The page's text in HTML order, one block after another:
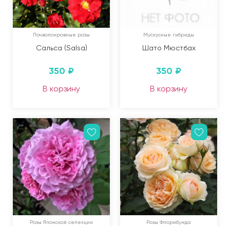
Почвопокровные розы
Сальса (Salsa)
350 ₽
В корзину
Мускусные гибриды
Шато Мюстбах
350 ₽
В корзину
Розы Японской селекции Розы Флорибунда